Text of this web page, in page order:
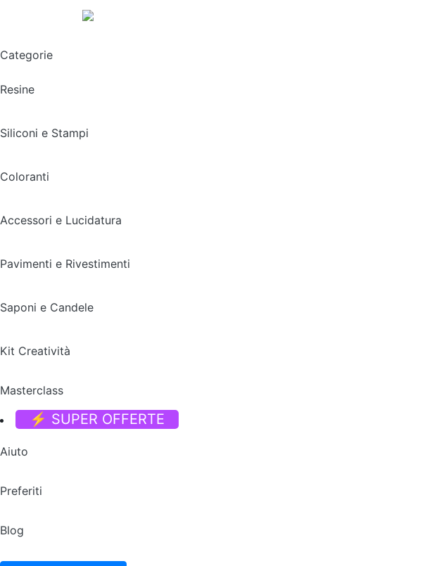
Categorie
Resine
Siliconi e Stampi
Coloranti
Accessori e Lucidatura
Pavimenti e Rivestimenti
Saponi e Candele
Kit Creatività
Masterclass
⚡ SUPER OFFERTE
Aiuto
Preferiti
Blog